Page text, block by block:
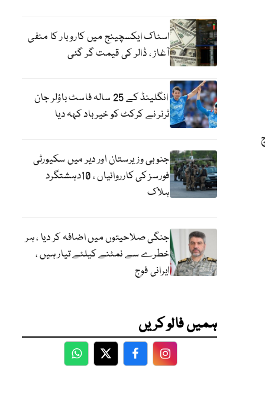
اسٹاک ایکسچینج میں کاروبار کا منفی
آغاز ، ڈالر کی قیمت گر گئی
انگلینڈ کے 25 سالہ فاسٹ باؤلر جان
ٹرنر نے کرکٹ کو خیر باد کہہ دیا
جنوبی وزیرستان اور دیر میں سکیورٹی
فورسز کی کارروائیاں ، 10دہشتگرد
ہلاک
جنگی صلاحیتوں میں اضافہ کر دیا ، ہر
خطرے سے نمٹنے کیلئے تیار ہیں ،
ایرانی فوج
ہمیں فالو کریں
WhatsApp
TwitterFacebookFacebook